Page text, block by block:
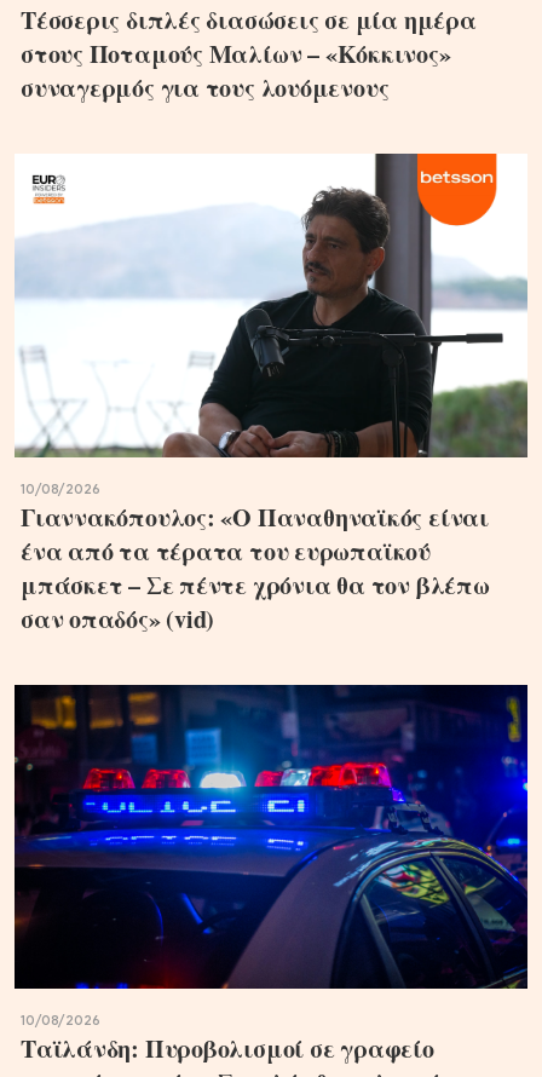
Τέσσερις διπλές διασώσεις σε μία ημέρα
στους Ποταμούς Μαλίων – «Κόκκινος»
συναγερμός για τους λουόμενους
10/08/2026
Γιαννακόπουλος: «Ο Παναθηναϊκός είναι
ένα από τα τέρατα του ευρωπαϊκού
μπάσκετ – Σε πέντε χρόνια θα τον βλέπω
σαν οπαδός» (vid)
10/08/2026
Ταϊλάνδη: Πυροβολισμοί σε γραφείο